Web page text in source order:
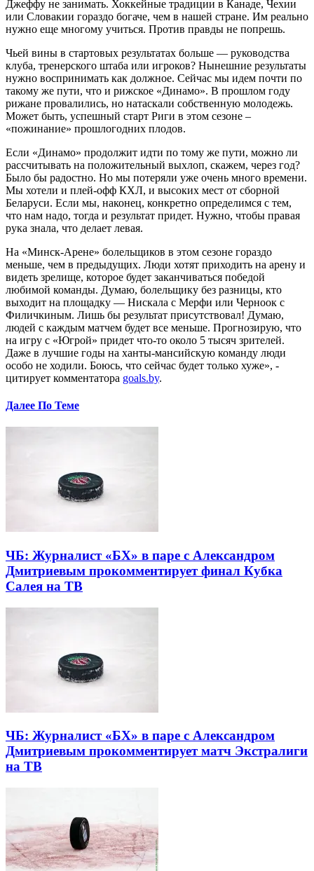
Джеффу не занимать. Хоккейные традиции в Канаде, Чехии
или Словакии гораздо богаче, чем в нашей стране. Им реально
нужно еще многому учиться. Против правды не попрешь.
Чьей вины в стартовых результатах больше — руководства
клуба, тренерского штаба или игроков? Нынешние результаты
нужно воспринимать как должное. Сейчас мы идем почти по
такому же пути, что и рижское «Динамо». В прошлом году
рижане провалились, но натаскали собственную молодежь.
Может быть, успешный старт Риги в этом сезоне –
«пожинание» прошлогодних плодов.
Если «Динамо» продолжит идти по тому же пути, можно ли
рассчитывать на положительный выхлоп, скажем, через год?
Было бы радостно. Но мы потеряли уже очень много времени.
Мы хотели и плей-офф КХЛ, и высоких мест от сборной
Беларуси. Если мы, наконец, конкретно определимся с тем,
что нам надо, тогда и результат придет. Нужно, чтобы правая
рука знала, что делает левая.
На «Минск-Арене» болельщиков в этом сезоне гораздо
меньше, чем в предыдущих. Люди хотят приходить на арену и
видеть зрелище, которое будет заканчиваться победой
любимой команды. Думаю, болельщику без разницы, кто
выходит на площадку — Нискала с Мерфи или Черноок с
Филичкиным. Лишь бы результат присутствовал! Думаю,
людей с каждым матчем будет все меньше. Прогнозирую, что
на игру с «Югрой» придет что-то около 5 тысяч зрителей.
Даже в лучшие годы на ханты-мансийскую команду люди
особо не ходили. Боюсь, что сейчас будет только хуже», -
цитирует комментатора goals.by.
Далее По Теме
ЧБ: Журналист «БХ» в паре с Александром
Дмитриевым прокомментирует финал Кубка
Салея на ТВ
ЧБ: Журналист «БХ» в паре с Александром
Дмитриевым прокомментирует матч Экстралиги
на ТВ